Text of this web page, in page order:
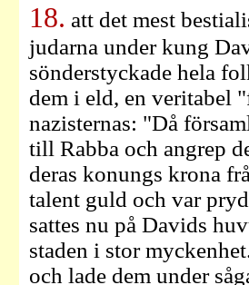
18. att det mest
judarna under kung
sönderstyckade hela
dem i eld, en veritabel
nazisternas: "Då
till Rabba och angrep
deras konungs krona
talent guld och var
sattes nu på Davids
staden i stor
och lade dem under